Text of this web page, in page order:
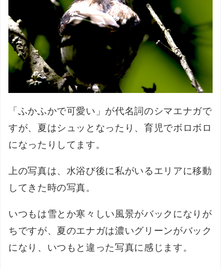
「ふかふかで可愛い」が代名詞のシマエナガで
すが、夏はシュッとなったり、育児でボロボロ
になったりしてます。
上の写真は、水浴び後に私がいるエリアに移動
してきた時の写真。
いつもは雪とか寒々しい風景がバックになりが
ちですが、夏のエナガは濃いグリーンがバック
になり、いつもと違った写真に感じます。